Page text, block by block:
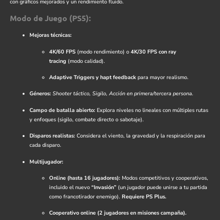
con gráficos mejorados y un rendimiento fluido.
Modo de Juego (PS5):
Mejoras técnicas:
4K/60 FPS (modo rendimiento) o 4K/30 FPS con ray
tracing (modo calidad).
Adaptive Triggers y hapt feedback para mayor realismo.
Géneros: Shooter táctico, Sigilo, Acción en primera/tercera persona.
Campo de batalla abierto: Explora niveles no lineales con múltiples rutas
y enfoques (sigilo, combate directo o sabotaje).
Disparos realistas: Considera el viento, la gravedad y la respiración para
cada disparo.
Multijugador:
Online (hasta 16 jugadores): Modos competitivos y cooperativos,
incluido el nuevo “Invasión” (un jugador puede unirse a tu partida
como francotirador enemigo). Requiere PS Plus.
Cooperativo online (2 jugadores en misiones campaña).